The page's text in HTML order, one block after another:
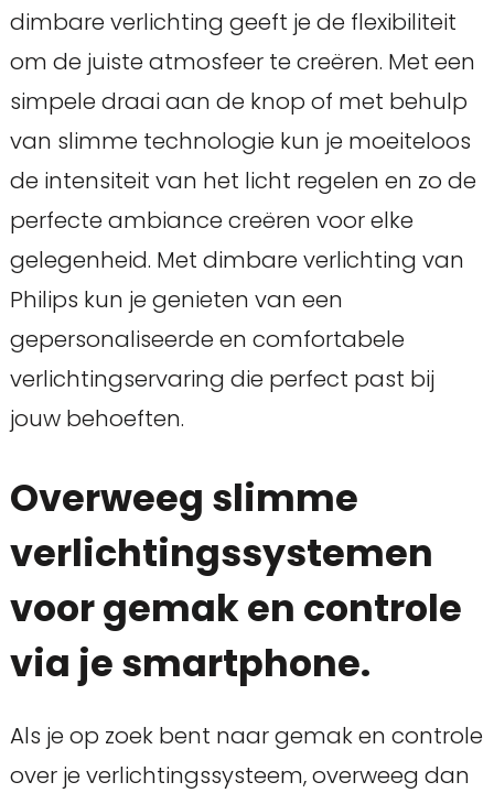
dimbare verlichting geeft je de flexibiliteit
om de juiste atmosfeer te creëren. Met een
simpele draai aan de knop of met behulp
van slimme technologie kun je moeiteloos
de intensiteit van het licht regelen en zo de
perfecte ambiance creëren voor elke
gelegenheid. Met dimbare verlichting van
Philips kun je genieten van een
gepersonaliseerde en comfortabele
verlichtingservaring die perfect past bij
jouw behoeften.
Overweeg slimme
verlichtingssystemen
voor gemak en controle
via je smartphone.
Als je op zoek bent naar gemak en controle
over je verlichtingssysteem, overweeg dan